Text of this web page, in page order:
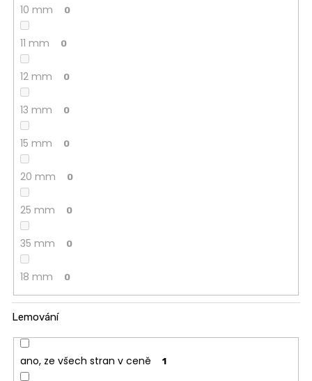
10 mm 0
11 mm 0
12 mm 0
13 mm 0
15 mm 0
20 mm 0
25 mm 0
35 mm 0
18 mm 0
Lemování
ano, ze všech stran v ceně 1